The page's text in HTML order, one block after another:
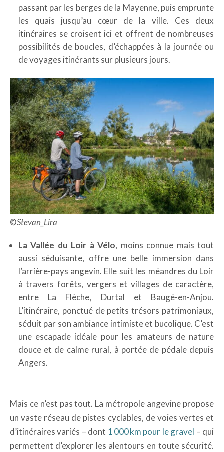
passant par les berges de la Mayenne, puis emprunte
les quais jusqu’au cœur de la ville. Ces deux
itinéraires se croisent ici et offrent de nombreuses
possibilités de boucles, d’échappées à la journée ou
de voyages itinérants sur plusieurs jours.
©Stevan_Lira
La Vallée du Loir à Vélo, moins connue mais tout
aussi séduisante, offre une belle immersion dans
l’arrière-pays angevin. Elle suit les méandres du Loir
à travers forêts, vergers et villages de caractère,
entre La Flèche, Durtal et Baugé-en-Anjou.
L’itinéraire, ponctué de petits trésors patrimoniaux,
séduit par son ambiance intimiste et bucolique. C’est
une escapade idéale pour les amateurs de nature
douce et de calme rural, à portée de pédale depuis
Angers.
Mais ce n’est pas tout. La métropole angevine propose
un vaste réseau de pistes cyclables, de voies vertes et
d’itinéraires variés – dont 1 000 km pour le gravel – qui
permettent d’explorer les alentours en toute sécurité.